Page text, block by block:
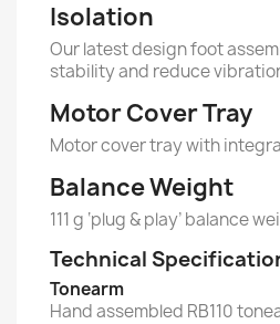
Isolation
Our latest design foot
stability and reduce
Motor Cover Tray
Motor cover tray with
Balance Weight
111 g ‘plug & play’ balance
Technical
Tonearm
Hand assembled RB110